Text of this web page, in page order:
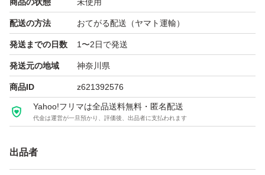
商品の状態 未使用
配送の方法 おてがる配送（ヤマト運輸）
発送までの日数 1〜2日で発送
発送元の地域 神奈川県
商品ID z621392576
Yahoo!フリマは全品送料無料・匿名配送
代金は運営が一旦預かり、評価後、出品者に支払われます
出品者